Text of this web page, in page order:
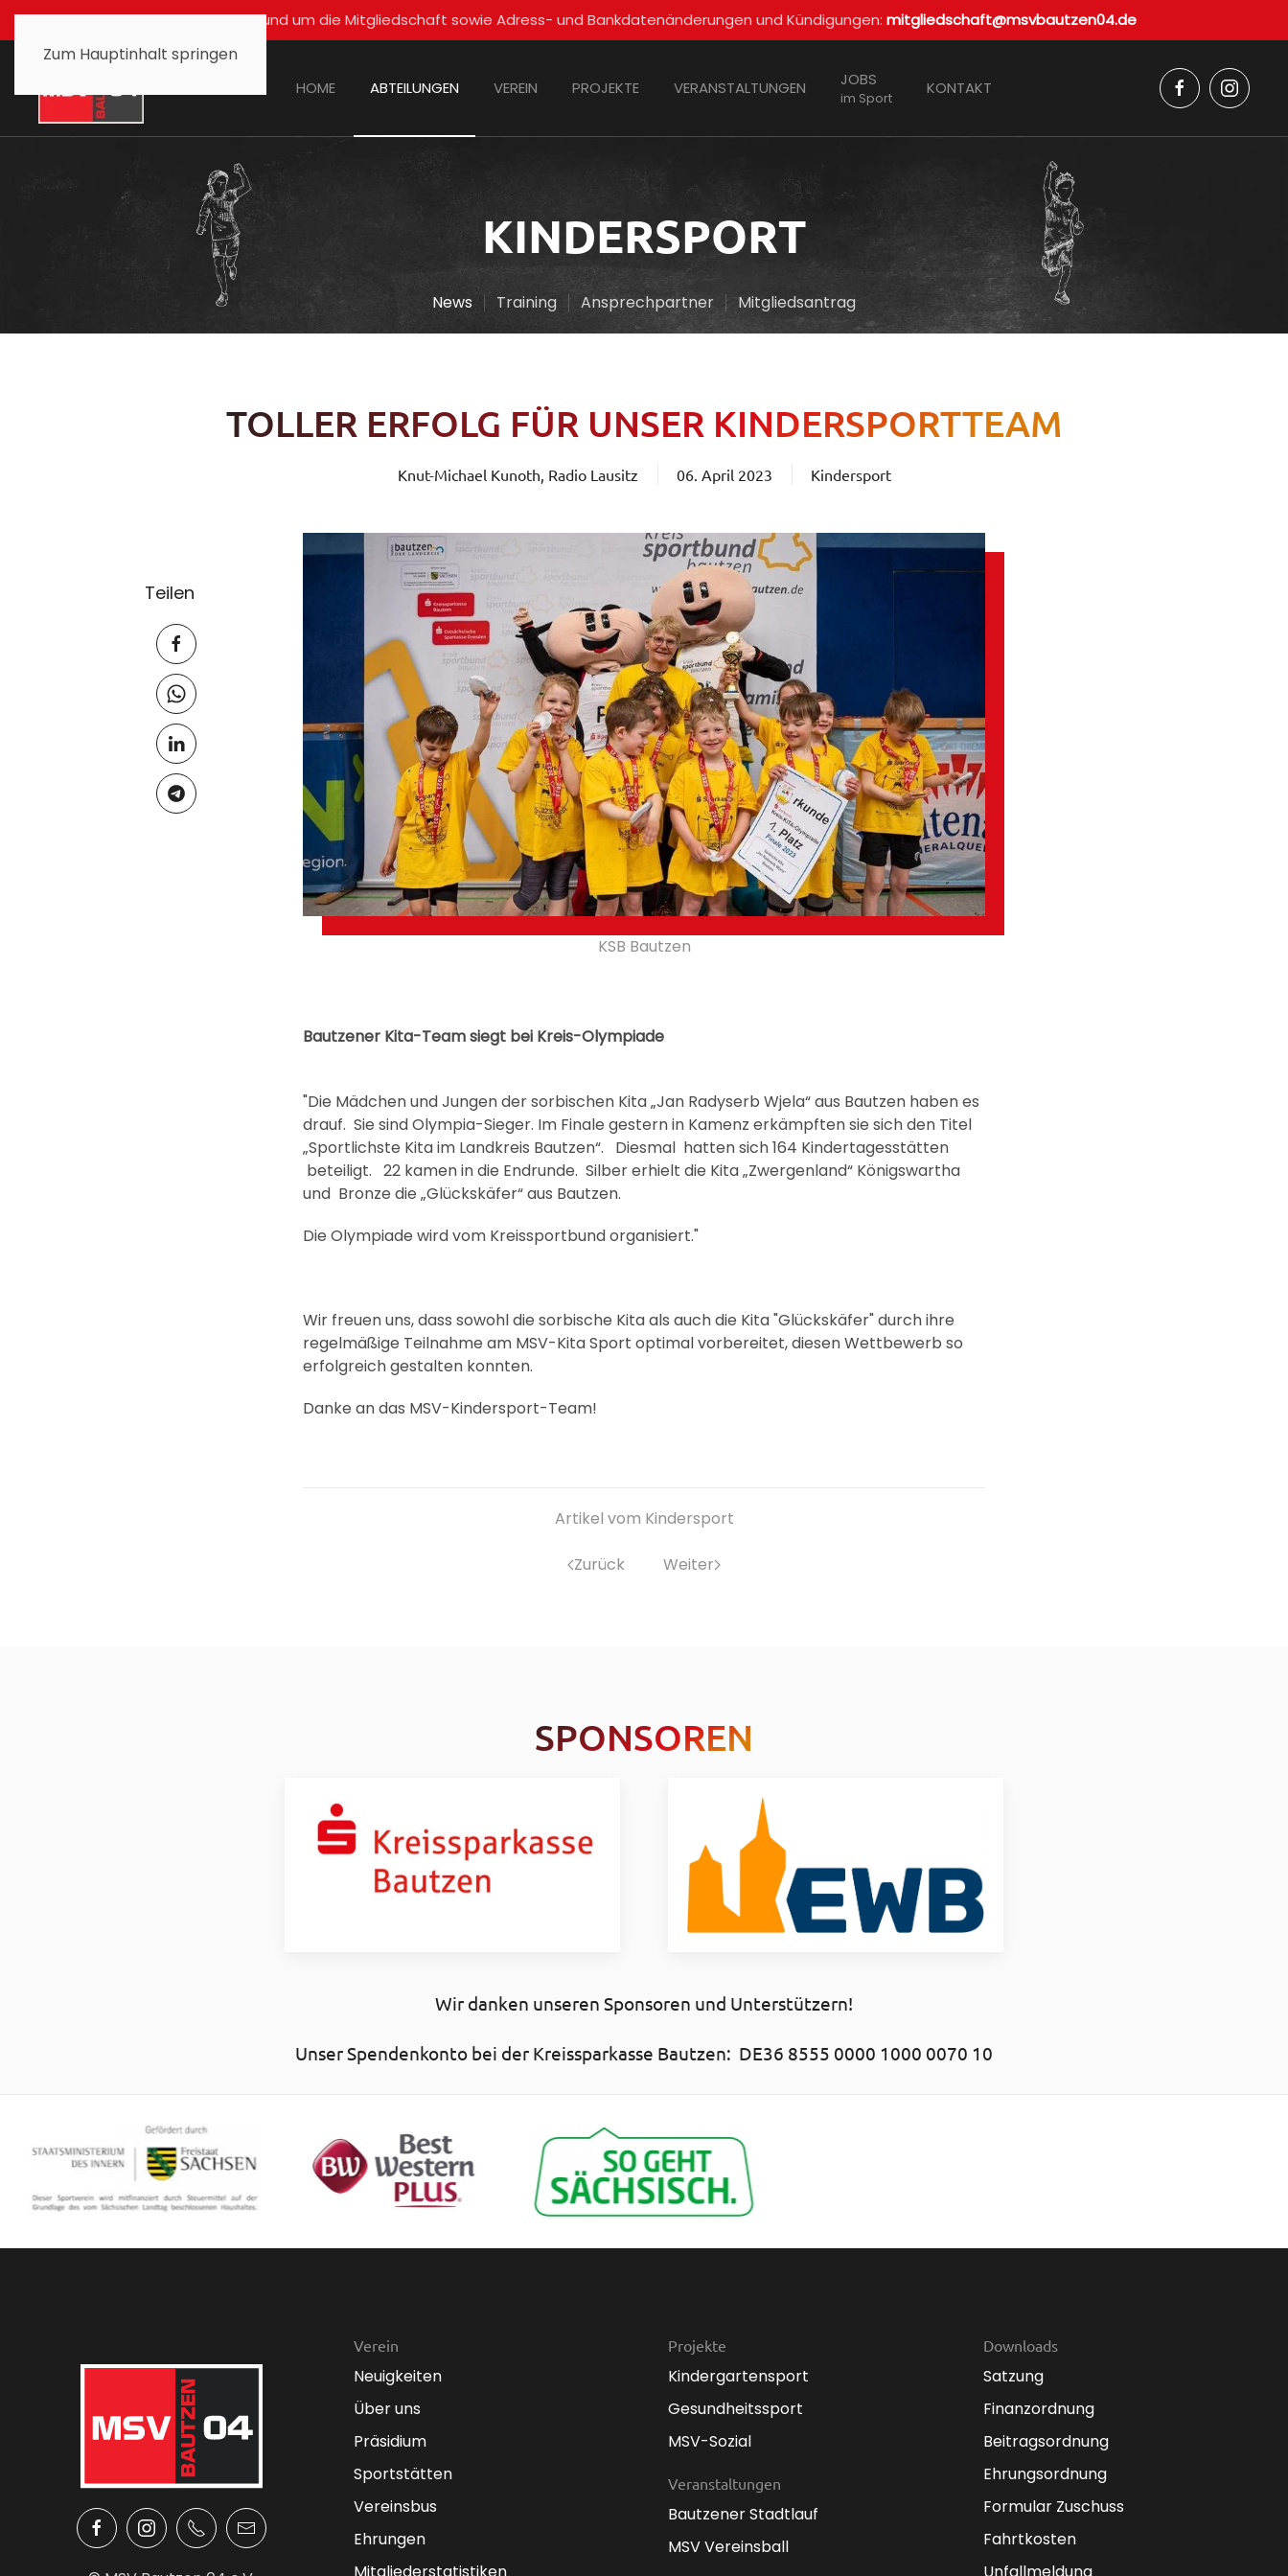
Zum Hauptinhalt springen
Für alle Fragen rund um die Mitgliedschaft sowie Adress- und Bankdatenänderungen und Kündigungen: mitgliedschaft@msvbautzen04.de
HOME ABTEILUNGEN VEREIN PROJEKTE VERANSTALTUNGEN JOBS
im Sport
KONTAKT
KINDERSPORT
News Training Ansprechpartner Mitgliedsantrag
TOLLER ERFOLG FÜR UNSER KINDERSPORTTEAM
Knut-Michael Kunoth, Radio Lausitz 06. April 2023 Kindersport
Teilen
KSB Bautzen
Bautzener Kita-Team siegt bei Kreis-Olympiade
"Die Mädchen und Jungen der sorbischen Kita „Jan Radyserb Wjela“ aus Bautzen haben es
drauf. Sie sind Olympia-Sieger. Im Finale gestern in Kamenz erkämpften sie sich den Titel
„Sportlichste Kita im Landkreis Bautzen“. Diesmal hatten sich 164 Kindertagesstätten
beteiligt. 22 kamen in die Endrunde. Silber erhielt die Kita „Zwergenland“ Königswartha
und Bronze die „Glückskäfer“ aus Bautzen.
Die Olympiade wird vom Kreissportbund organisiert."
Wir freuen uns, dass sowohl die sorbische Kita als auch die Kita "Glückskäfer" durch ihre
regelmäßige Teilnahme am MSV-Kita Sport optimal vorbereitet, diesen Wettbewerb so
erfolgreich gestalten konnten.
Danke an das MSV-Kindersport-Team!
Artikel vom Kindersport
Zurück Weiter
SPONSOREN
Wir danken unseren Sponsoren und Unterstützern!
Unser Spendenkonto bei der Kreissparkasse Bautzen: DE36 8555 0000 1000 0070 10
Verein
Neuigkeiten
Über uns
Präsidium
Sportstätten
Vereinsbus
Ehrungen
Projekte
Kindergartensport
Gesundheitssport
MSV-Sozial
Veranstaltungen
Bautzener Stadtlauf
MSV Vereinsball
Downloads
Satzung
Finanzordnung
Beitragsordnung
Ehrungsordnung
Formular Zuschuss
Fahrtkosten